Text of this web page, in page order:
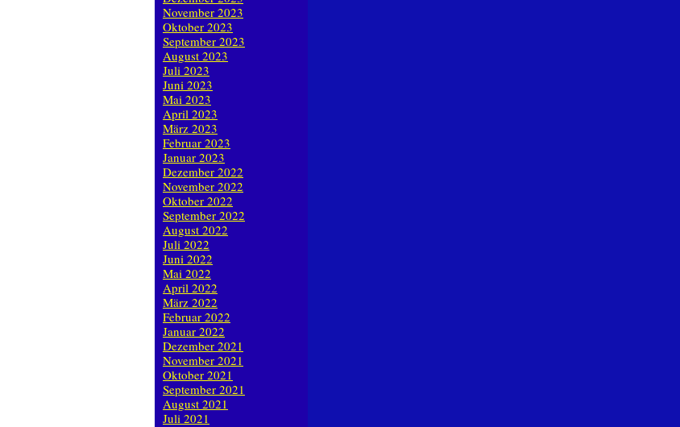
November 2023
Oktober 2023
September 2023
August 2023
Juli 2023
Juni 2023
Mai 2023
April 2023
März 2023
Februar 2023
Januar 2023
Dezember 2022
November 2022
Oktober 2022
September 2022
August 2022
Juli 2022
Juni 2022
Mai 2022
April 2022
März 2022
Februar 2022
Januar 2022
Dezember 2021
November 2021
Oktober 2021
September 2021
August 2021
Juli 2021